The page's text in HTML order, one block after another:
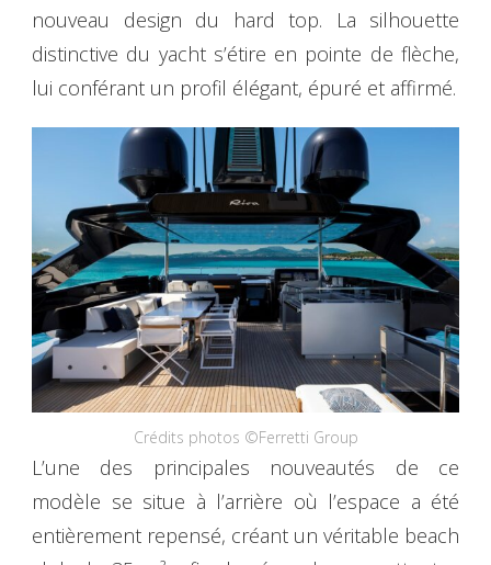
nouveau design du hard top. La silhouette
distinctive du yacht s’étire en pointe de flèche,
lui conférant un profil élégant, épuré et affirmé.
Crédits photos ©Ferretti Group
L’une des principales nouveautés de ce
modèle se situe à l’arrière où l’espace a été
entièrement repensé, créant un véritable beach